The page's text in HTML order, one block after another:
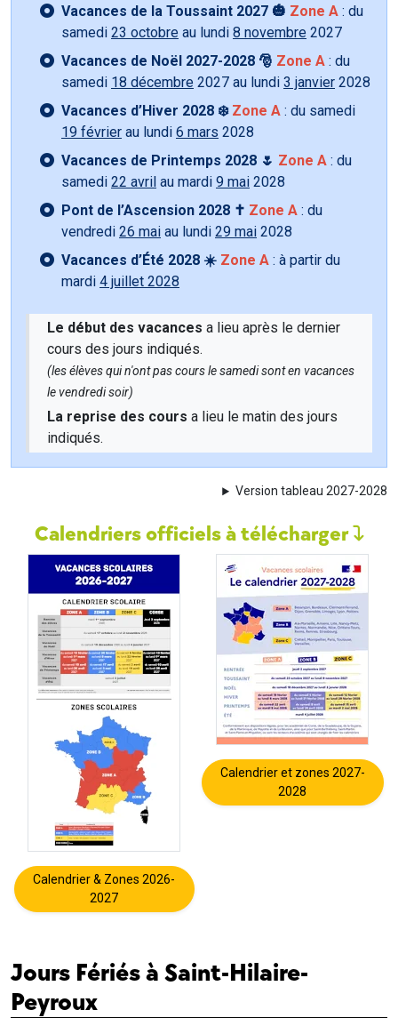
Vacances de la Toussaint 2027 🎃 Zone A : du
samedi 23 octobre au lundi 8 novembre 2027
Vacances de Noël 2027-2028 🎅 Zone A : du
samedi 18 décembre 2027 au lundi 3 janvier 2028
Vacances d’Hiver 2028 ❄️ Zone A : du samedi
19 février au lundi 6 mars 2028
Vacances de Printemps 2028 🌷 Zone A : du
samedi 22 avril au mardi 9 mai 2028
Pont de l’Ascension 2028 ✝️ Zone A : du
vendredi 26 mai au lundi 29 mai 2028
Vacances d’Été 2028 ☀️ Zone A : à partir du
mardi 4 juillet 2028
Le début des vacances a lieu après le dernier
cours des jours indiqués.
(les élèves qui n'ont pas cours le samedi sont en vacances
le vendredi soir)
La reprise des cours a lieu le matin des jours
indiqués.
Version tableau 2027-2028
Calendriers officiels à télécharger
Calendrier & Zones 2026-
2027
Calendrier et zones 2027-
2028
Jours Fériés à Saint-Hilaire-
Peyroux